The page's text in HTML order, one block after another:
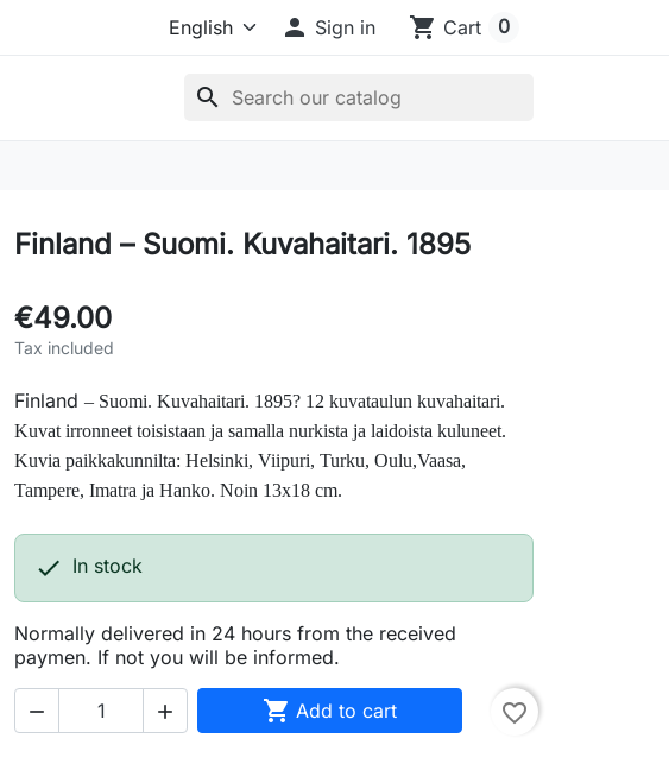
 Sign in shopping_cart Cart 0
search
Finland – Suomi. Kuvahaitari. 1895
€49.00
Tax included
Finland – Suomi. Kuvahaitari. 1895? 12 kuvataulun kuvahaitari.
Kuvat irronneet toisistaan ja samalla nurkista ja laidoista kuluneet.
Kuvia paikkakunnilta: Helsinki, Viipuri, Turku, Oulu,Vaasa,
Tampere, Imatra ja Hanko. Noin 13x18 cm.
 In stock
Normally delivered in 24 hours from the received
paymen. If not you will be informed.
   Add to cart favorite_border